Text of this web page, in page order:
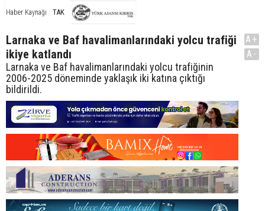
Haber Kaynağı TAK
Larnaka ve Baf havalimanlarındaki yolcu trafiği
ikiye katlandı
Larnaka ve Baf havalimanlarındaki yolcu trafiğinin
2006-2025 döneminde yaklaşık iki katına çıktığı
bildirildi.
A+
A-